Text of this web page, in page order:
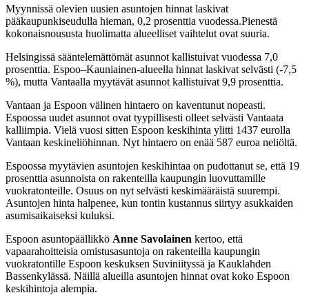
Myynnissä olevien uusien asuntojen hinnat laskivat
pääkaupunkiseudulla hieman, 0,2 prosenttia vuodessa.Pienestä
kokonaisnoususta huolimatta alueelliset vaihtelut ovat suuria.
Helsingissä sääntelemättömät asunnot kallistuivat vuodessa 7,0
prosenttia. Espoo–Kauniainen-alueella hinnat laskivat selvästi (-7,5
%), mutta Vantaalla myytävät asunnot kallistuivat 9,9 prosenttia.
Vantaan ja Espoon välinen hintaero on kaventunut nopeasti.
Espoossa uudet asunnot ovat tyypillisesti olleet selvästi Vantaata
kalliimpia. Vielä vuosi sitten Espoon keskihinta ylitti 1437 eurolla
Vantaan keskineliöhinnan. Nyt hintaero on enää 587 euroa neliöltä.
Espoossa myytävien asuntojen keskihintaa on pudottanut se, että 19
prosenttia asunnoista on rakenteilla kaupungin luovuttamille
vuokratonteille. Osuus on nyt selvästi keskimääräistä suurempi.
Asuntojen hinta halpenee, kun tontin kustannus siirtyy asukkaiden
asumisaikaiseksi kuluksi.
Espoon asuntopäällikkö Anne Savolainen kertoo, että
vapaarahoitteisia omistusasuntoja on rakenteilla kaupungin
vuokratontille Espoon keskuksen Suviniityssä ja Kauklahden
Bassenkylässä. Näillä alueilla asuntojen hinnat ovat koko Espoon
keskihintoja alempia.